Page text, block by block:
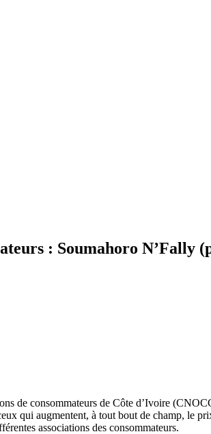
: Soumahoro N’Fally
de consommateurs de Côte d’Ivoire
qui augmentent, à tout bout de champ, le
associations des consommateurs.